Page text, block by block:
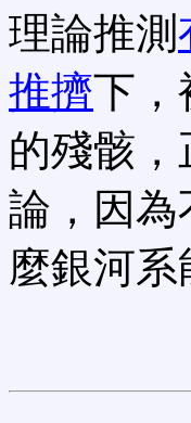
理論推測
推擠下，
的殘骸
論，因為
麼銀河